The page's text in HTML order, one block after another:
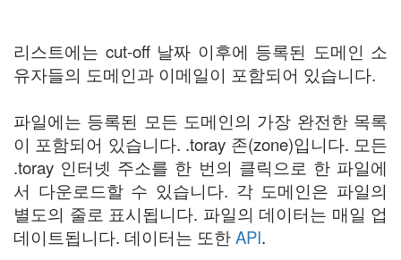
리스트에는 cut-off 날짜 이후에 등록된 도메인 소
유자들의 도메인과 이메일이 포함되어 있습니다.
파일에는 등록된 모든 도메인의 가장 완전한 목록
이 포함되어 있습니다. .toray 존(zone)입니다. 모든
.toray 인터넷 주소를 한 번의 클릭으로 한 파일에
서 다운로드할 수 있습니다. 각 도메인은 파일의
별도의 줄로 표시됩니다. 파일의 데이터는 매일 업
데이트됩니다. 데이터는 또한API.